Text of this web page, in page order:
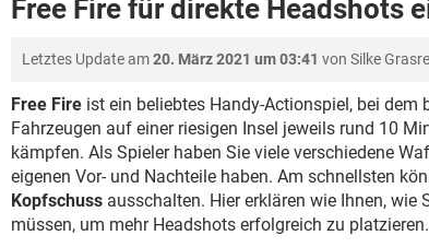
Free Fire für direkte Headshots
Letztes Update am20. März 2021 um 03:41 von Silke
Free Fire ist ein beliebtes Handy-Actionspiel, bei
Fahrzeugen auf einer riesigen Insel jeweils rund 10
kämpfen. Als Spieler haben Sie viele verschiedene
eigenen Vor- und Nachteile haben. Am schnellsten
Kopfschuss ausschalten. Hier erklären wie Ihnen, wie
müssen, um mehr Headshots erfolgreich zu platzieren.